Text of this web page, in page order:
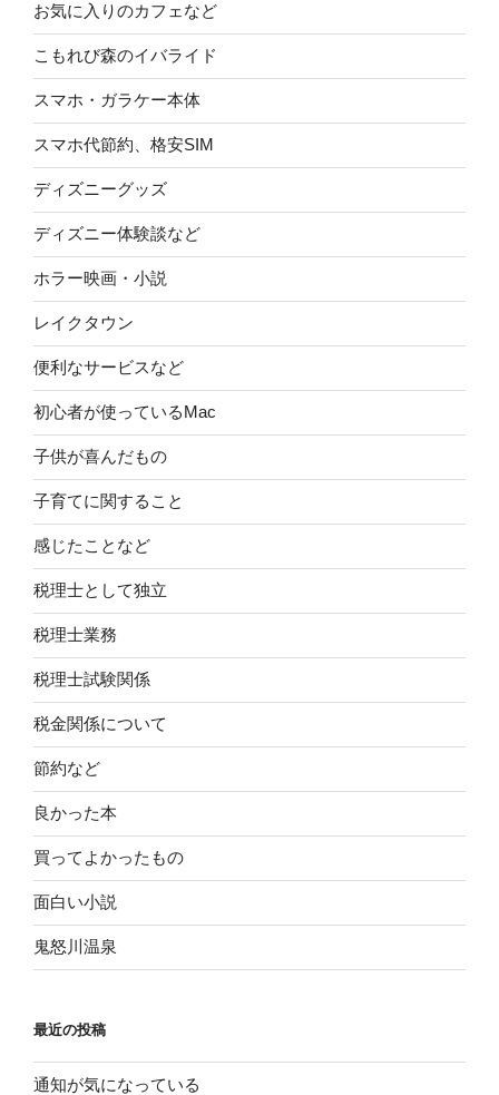
お気に入りのカフェなど
こもれび森のイバライド
スマホ・ガラケー本体
スマホ代節約、格安SIM
ディズニーグッズ
ディズニー体験談など
ホラー映画・小説
レイクタウン
便利なサービスなど
初心者が使っているMac
子供が喜んだもの
子育てに関すること
感じたことなど
税理士として独立
税理士業務
税理士試験関係
税金関係について
節約など
良かった本
買ってよかったもの
面白い小説
鬼怒川温泉
最近の投稿
通知が気になっている